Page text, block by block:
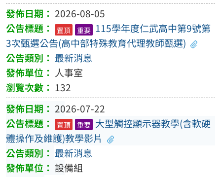
2026-08-05
置頂 重要 115學年度仁武高中第9號第
3次甄選公告(高中部特殊教育代理教師甄選)
最新消息
人事室
132
2026-07-22
置頂 重要 大型觸控顯示器教學(含軟硬
體操作及維護)教學影片
最新消息
設備組